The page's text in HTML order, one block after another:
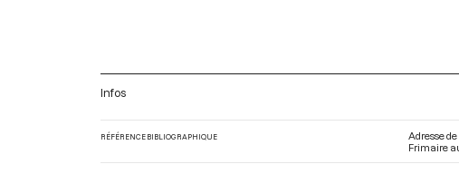
Infos
RÉFÉRENCE BIBLIOGRAPHIQUE
Adresse
Frimaire